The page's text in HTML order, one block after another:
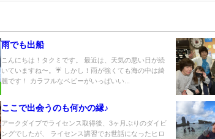
雨でも出船
こんにちは！タクミです。 最近は、天気の悪い日が続
いていますね〜。☔️ しかし！雨が強くても海の中は綺
麗です！ カラフルなベビーがいっぱいい...
ここで出会うのも何かの縁♪
アークダイブでライセンス取得後、3ヶ月ぶりのダイビ
ングでしたが、 ライセンス講習でお世話になったヒロ